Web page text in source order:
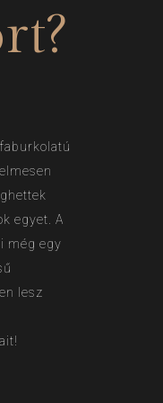
egyet. A
még egy
lesz